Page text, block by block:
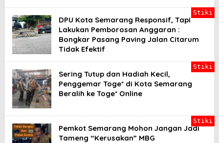
DPU Kota Semarang Responsif, Tapi
Lakukan Pemborosan Anggaran :
Bongkar Pasang Paving Jalan Citarum
Tidak Efektif
Stiki
Sering Tutup dan Hadiah Kecil,
Penggemar Toge* di Kota Semarang
Beralih ke Toge* Online
Stiki
Pemkot Semarang Mohon Jangan Jadi
Tameng “Kerusakan” MBG
Stiki